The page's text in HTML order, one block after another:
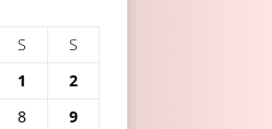
S
S
1
2
8 9